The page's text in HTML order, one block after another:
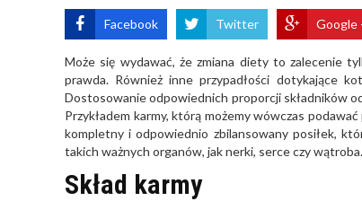
Facebook Twitter Google
Może się wydawać, że zmiana diety to zalecenie
prawda. Również inne przypadłości dotykające
Dostosowanie odpowiednich proporcji składników
Przykładem karmy, którą możemy wówczas
kompletny i odpowiednio zbilansowany posiłek,
takich ważnych organów, jak nerki, serce czy wątroba.
Skład karmy